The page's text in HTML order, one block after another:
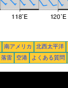
南アメリカ 北西太平洋
落雷 空港 よくある質問